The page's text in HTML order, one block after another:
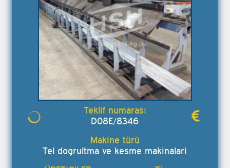
D08E/8346
Tel dogrultma ve kesme makinalari